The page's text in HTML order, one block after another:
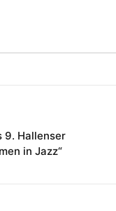
9. Hallenser
in Jazz“